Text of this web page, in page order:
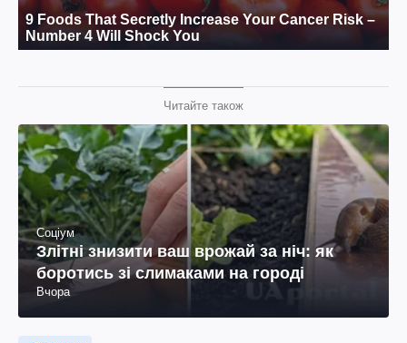
Читайте також
Соціум
Злітні знизити ваш врожай за ніч: як
боротись зі слимаками на городі
Вчора